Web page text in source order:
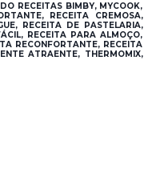
RECEITAS BIMBY, MYCOOK,
RECEITA CREMOSA,
RECEITA DE PASTELARIA,
RECEITA PARA ALMOÇO,
RECONFORTANTE, RECEITA
ATRAENTE, THERMOMIX,